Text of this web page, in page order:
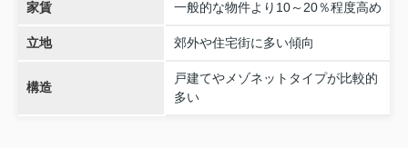
家賃 一般的な物件より10～20％程度高め
立地 郊外や住宅街に多い傾向
構造
戸建てやメゾネットタイプが比較的
多い